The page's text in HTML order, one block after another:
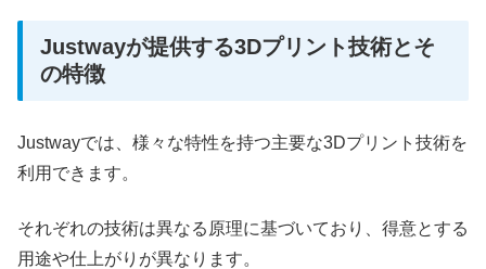
Justwayが提供する3Dプリント技術とそ
の特徴
Justwayでは、様々な特性を持つ主要な3Dプリント技術を
利用できます。
それぞれの技術は異なる原理に基づいており、得意とする
用途や仕上がりが異なります。